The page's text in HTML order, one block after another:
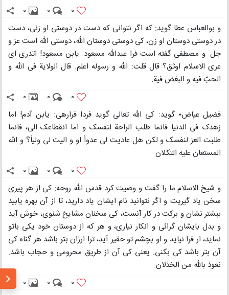
0
0
0
و بوالعباس عطا گوید: که اگر نتوانی که دست در دوستی او زنی، دست
در دوستی دوستان او زن، کی دوستی دوستان اللّه، دوستی اللّه است عز و
جل. و مصطفی گفته‌ است فرا عبداللّه مسعود: یابن مسعود! اتدری ای
عری الاسلام اوثق؟ قال قلت: اللّه و رسوله اعلم. قال الولایة فی اللّه و
الحبّ فیه و البغض فیة.
0
0
0
فضیل عیاض٭ گوید: کی اللّه تعالی گوید فردا فرارهی: یابن آدم! اما
زهدک فی الدنیا فانما طلب الراحة لنفسک و اما انقطاعک الی، فانما
طلبت العز لنفسک و لکن هل عادیت لی عدواً او و الیت لی ولیاً؟ و اللّه
المستعان علیه التکلان
0
0
0
و شیخ الاسلام ما را گفت و وصیت کرد قدس اللّه روحه: کی از هر پیری
سخن یاد گیریت و اگر نتوانید نام ایشان یاد دارید، تا از آن بهره یابید
بیشتر نشان و برکت در کار آنست، کی سخنان مشایخ شنوی، خوش آید
و بدل بایشان گرائی و انکار نیاری، و هر که از دوستان خود یکی باتو
نماید، ار فرا نیاید و او بچشم تو حقیر آید، ترا ارزان بتر باشد هر گناه کی
آن بتر باشد کی بکنی. یعنی کی آن از طریق محرومی و حجاب باشد.
نعوذ باللّه من الخذلان.
0
0
0